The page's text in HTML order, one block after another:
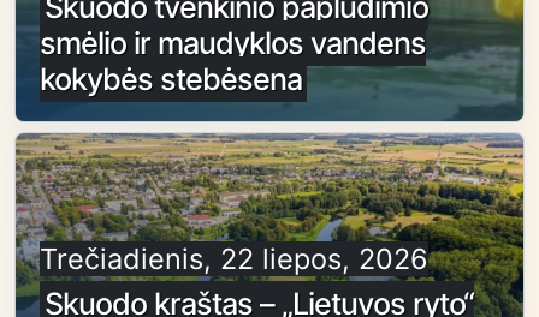
smėlio ir maudyklos vandens
kokybės stebėsena
Trečiadienis, 22 liepos, 2026
Skuodo kraštas – „Lietuvos ryto“